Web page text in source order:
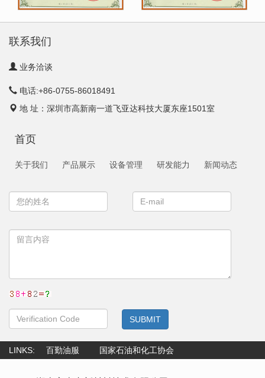
联系我们
业务洽谈
电话:+86-0755-86018491
地 址：深圳市高新南一道飞亚达科技大厦东座1501室
首页
关于我们 产品展示 设备管理 研发能力 新闻动态
SUBMIT
LINKS: 百勤油服 国家石油和化工协会